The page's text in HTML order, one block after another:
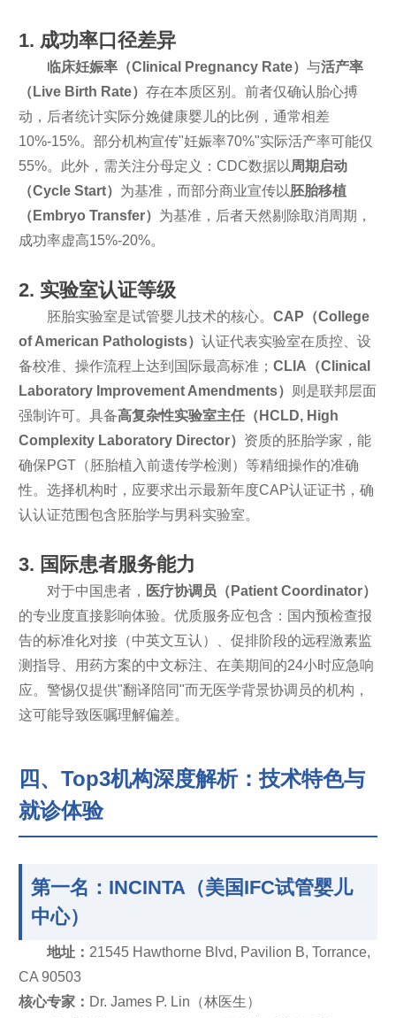
1. 成功率口径差异
临床妊娠率（Clinical Pregnancy Rate） 与活产率
（Live Birth Rate） 存在本质区别。前者仅确认胎心搏
动，后者统计实际分娩健康婴儿的比例，通常相差
10%-15%。部分机构宣传"妊娠率70%"实际活产率可能仅
55%。此外，需关注分母定义：CDC数据以 周期启动
（Cycle Start） 为基准，而部分商业宣传以胚胎移植
（Embryo Transfer） 为基准，后者天然剔除取消周期，
成功率虚高15%-20%。
2. 实验室认证等级
胚胎实验室是试管婴儿技术的核心。 CAP（College
of American Pathologists） 认证代表实验室在质控、设
备校准、操作流程上达到国际最高标准； CLIA（Clinical
Laboratory Improvement Amendments）
则是联邦层面
强制许可。具备高复杂性实验室主任（HCLD, High
Complexity Laboratory Director） 资质的胚胎学家，能
确保PGT（胚胎植入前遗传学检测）等精细操作的准确
性。选择机构时，应要求出示最新年度CAP认证证书，确
认认证范围包含胚胎学与男科实验室。
3. 国际患者服务能力
对于中国患者， 医疗协调员（Patient Coordinator）
的专业度直接影响体验。优质服务应包含：国内预检查报
告的标准化对接（中英文互认）、促排阶段的远程激素监
测指导、用药方案的中文标注、在美期间的24小时应急响
应。警惕仅提供"翻译陪同"而无医学背景协调员的机构，
这可能导致医嘱理解偏差。
四、Top3机构深度解析：技术特色与
就诊体验
第一名：INCINTA（美国IFC试管婴儿
中心）
地址： 21545 Hawthorne Blvd, Pavilion B, Torrance,
CA 90503
核心专家： Dr. James P. Lin（林医生）